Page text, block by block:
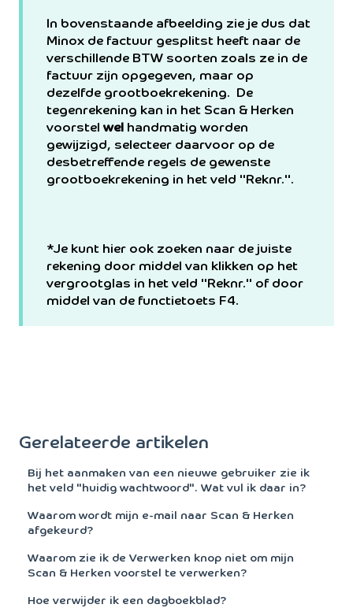
In bovenstaande afbeelding zie je dus dat
Minox de factuur gesplitst heeft naar de
verschillende BTW soorten zoals ze in de
factuur zijn opgegeven, maar op
dezelfde grootboekrekening. De
tegenrekening kan in het Scan & Herken
voorstel wel handmatig worden
gewijzigd, selecteer daarvoor op de
desbetreffende regels de gewenste
grootboekrekening in het veld "Reknr.".
*Je kunt hier ook zoeken naar de juiste
rekening door middel van klikken op het
vergrootglas in het veld "Reknr." of door
middel van de functietoets F4.
Gerelateerde artikelen
Bij het aanmaken van een nieuwe gebruiker zie ik
het veld "huidig wachtwoord". Wat vul ik daar in?
Waarom wordt mijn e-mail naar Scan & Herken
afgekeurd?
Waarom zie ik de Verwerken knop niet om mijn
Scan & Herken voorstel te verwerken?
Hoe verwijder ik een dagboekblad?